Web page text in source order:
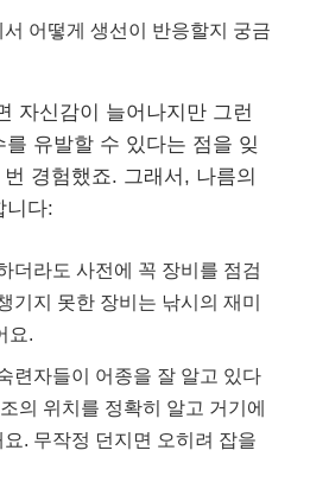
어떻게 생선이 반응할지 궁금
자신감이 늘어나지만 그런
유발할 수 있다는 점을 잊
경험했죠. 그래서, 나름의
니다:
더라도 사전에 꼭 장비를 점검
기지 못한 장비는 낚시의 재미
요.
련자들이 어종을 잘 알고 있다
의 위치를 정확히 알고 거기에
. 무작정 던지면 오히려 잡을